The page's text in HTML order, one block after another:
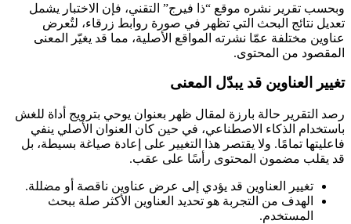
وبحسب تقرير نشره موقع “ذا فيرج” التقني، فإن الاختبار يشمل
تعديل نتائج البحث التي تظهر في صورة روابط زرقاء، لتُعرض
عناوين مختلفة عمّا نشرته المواقع الأصلية، مما قد يغيّر المعنى
المقصود من المحتوى.
تغيير العناوين قد يبدّل المعنى
رصد التقرير حالة بارزة لمقال ظهر بعنوان يوحي بترويج أداة للغش
باستخدام الذكاء الاصطناعي، في حين كان العنوان الأصلي ينفي
فاعليتها تمامًا. ولا يقتصر هذا التغيير على إعادة صياغة بسيطة، بل
قد يقلب مضمون المحتوى رأسًا على عقب.
تغيير العناوين قد يؤدي إلى عرض عناوين ناقصة أو مضللة.
الهدف من التجربة هو تحديد العناوين الأكثر صلة ببحث
المستخدم.